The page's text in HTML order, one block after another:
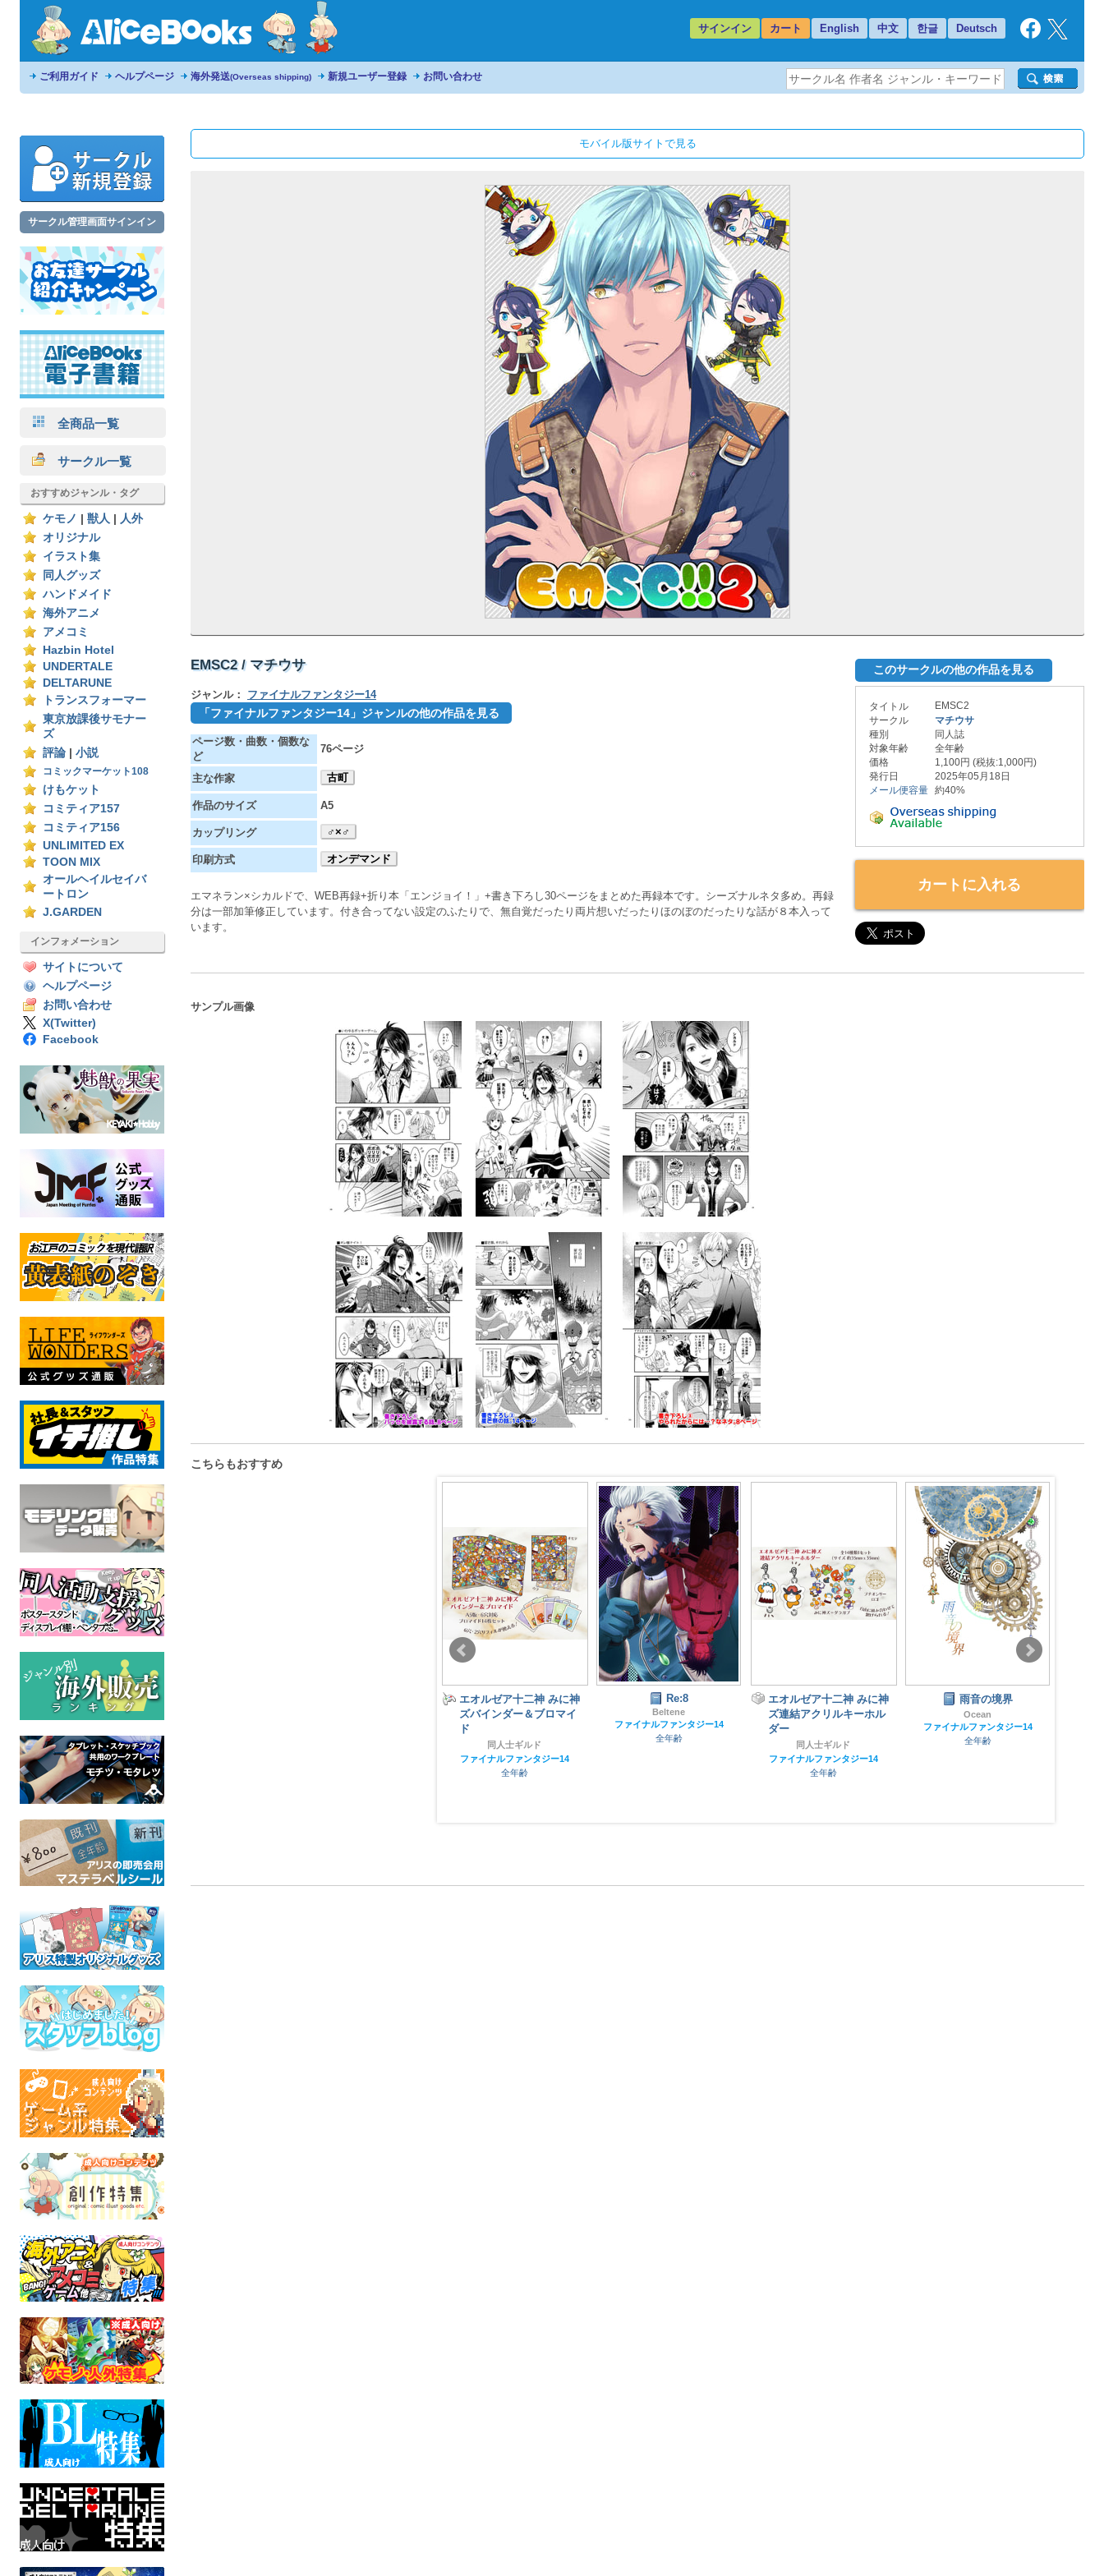
サインイン カート English 中文 한글 Deutsch
ご利用ガイド ヘルプページ 海外発送(Overseas shipping) 新規ユーザー登録 お問い合わせ
サークル管理画面サインイン
全商品一覧
サークル一覧
おすすめジャンル・タグ
ケモノ 獣人
人外
オリジナル
イラスト集
同人グッズ
ハンドメイド
海外アニメ
アメコミ
Hazbin Hotel
UNDERTALE
DELTARUNE
トランスフォーマー
東京放課後サモナー
ズ
評論
小説
コミックマーケット108
けもケット
コミティア157
コミティア156
UNLIMITED EX
TOON MIX
オールヘイルセイバ
ートロン
J.GARDEN
インフォメーション
サイトについて
ヘルプページ
お問い合わせ
X(Twitter)
Facebook
モバイル版サイトで見る
EMSC2 / マチウサ
ジャンル： ファイナルファンタジー14
「ファイナルファンタジー14」ジャンルの他の作品を見る
ページ数・曲数・個数な
ど
76ページ
主な作家 古町
作品のサイズ A5
カップリング ♂×♂
印刷方式 オンデマンド
エマネラン×シカルドで、WEB再録+折り本「エンジョイ！」+書き下ろし30ページをまとめた再録本です。シーズナルネタ多め。再録
分は一部加筆修正しています。付き合ってない設定のふたりで、無自覚だったり両片想いだったりほのぼのだったりな話が８本入って
います。
このサークルの他の作品を見る
タイトル
EMSC2
サークル
マチウサ
種別
同人誌
対象年齢
全年齢
価格
1,100円 (税抜:1,000円)
発行日
2025年05月18日
メール便容量 約40%
カートに入れる
サンプル画像
こちらもおすすめ
今、迎えの報が鳴る
おかめはちもく
全年齢
ボズヤンロスガル妄想戦
ファイナルファンタジー14
エオルゼア十二神 みに神
ズバインダー＆ブロマイ
ド
同人士ギルド
ファイナルファンタジー14
全年齢
Re:8
Beltene
ファイナルファンタジー14
全年齢
エオルゼア十二神 みに神
ズ連結アクリルキーホル
ダー
同人士ギルド
ファイナルファンタジー14
全年齢
雨音の境界
Ocean
ファイナルファンタジー14
全年齢